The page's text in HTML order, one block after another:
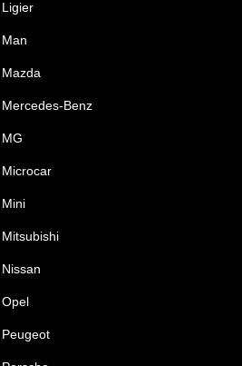
Ligier
Man
Mazda
Mercedes-Benz
MG
Microcar
Mini
Mitsubishi
Nissan
Opel
Peugeot